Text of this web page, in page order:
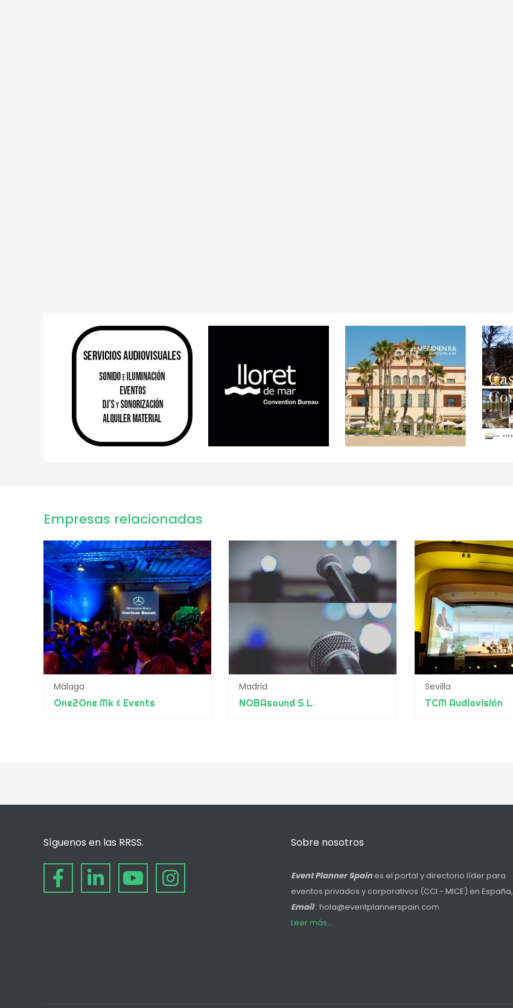
Empresas relacionadas
Málaga
One2One Mk & Events
Madrid
NOBAsound S.L.
Sevilla
TCM Audiovisión
Síguenos en las RRSS. Sobre nosotros
Event Planner Spaines el portal y directorio líder para
eventos privados y corporativos (CCI - MICE) en España,
Email: hola@eventplannerspain.com
Leer más...